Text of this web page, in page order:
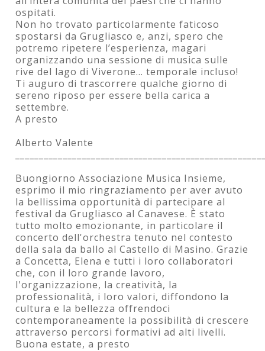
ospitati.
Non ho trovato particolarmente faticoso
spostarsi da Grugliasco e, anzi, spero che
potremo ripetere l’esperienza, magari
organizzando una sessione di musica sulle
rive del lago di Viverone... temporale incluso!
Ti auguro di trascorrere qualche giorno di
sereno riposo per essere bella carica a
settembre.
A presto
Alberto Valente
Buongiorno Associazione Musica Insieme,
esprimo il mio ringraziamento per aver avuto
la bellissima opportunità di partecipare al
festival da Grugliasco al Canavese. È stato
tutto molto emozionante, in particolare il
concerto dell'orchestra tenuto nel contesto
della sala da ballo al Castello di Masino. Grazie
a Concetta, Elena e tutti i loro collaboratori
che, con il loro grande lavoro,
l'organizzazione, la creatività, la
professionalità, i loro valori, diffondono la
cultura e la bellezza offrendoci
contemporaneamente la possibilità di crescere
attraverso percorsi formativi ad alti livelli.
Buona estate, a presto